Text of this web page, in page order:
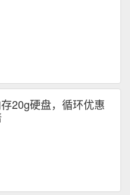
20g硬盘，循环优惠